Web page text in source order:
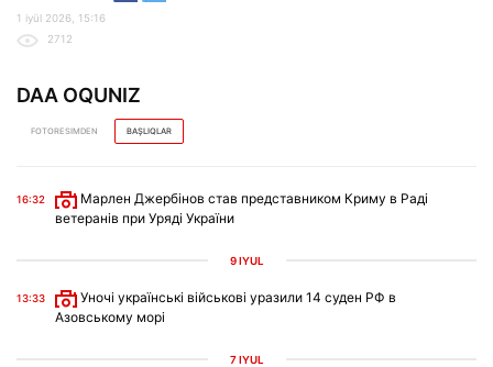
1 iyül 2026, 15:16
2712
DAA OQUNIZ
FOTORESIMDEN BAŞLIQLAR
16:32
Марлен Джербінов став представником Криму в Раді
ветеранів при Уряді України
9 IYÜL
13:33
Уночі українські військові уразили 14 суден РФ в
Азовському морі
7 IYÜL